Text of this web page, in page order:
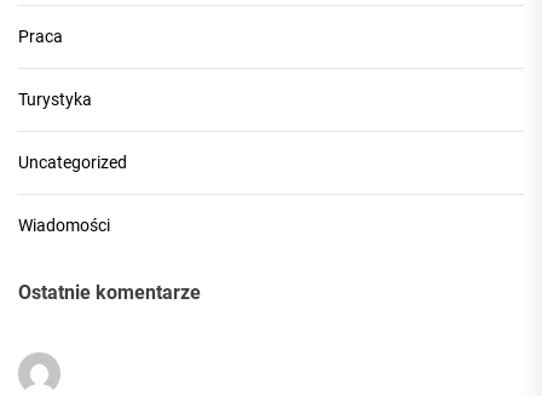
Praca
Turystyka
Uncategorized
Wiadomości
Ostatnie komentarze